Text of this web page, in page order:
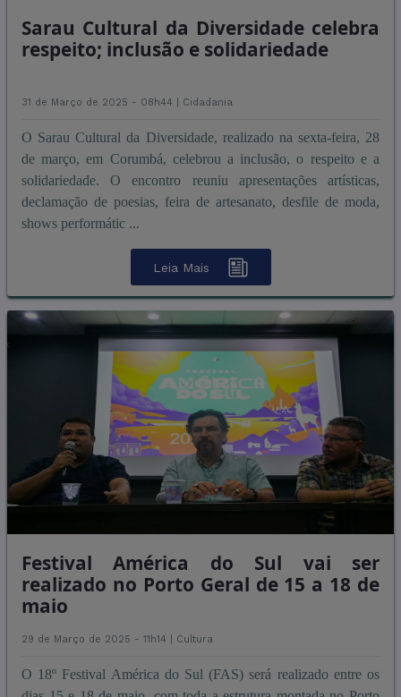
Sarau Cultural da Diversidade celebra
respeito; inclusão e solidariedade
31 de Março de 2025 - 08h44 | Cidadania
O Sarau Cultural da Diversidade, realizado na sexta-feira, 28
de março, em Corumbá, celebrou a inclusão, o respeito e a
solidariedade. O encontro reuniu apresentações artísticas,
declamação de poesias, feira de artesanato, desfile de moda,
shows performátic ...
Leia Mais
Festival América do Sul vai ser
realizado no Porto Geral de 15 a 18 de
maio
29 de Março de 2025 - 11h14 | Cultura
O 18º Festival América do Sul (FAS) será realizado entre os